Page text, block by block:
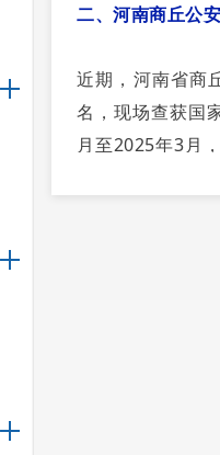
二、河南商丘公
近期，河南省商
名，现场查获国
月至2025年3月